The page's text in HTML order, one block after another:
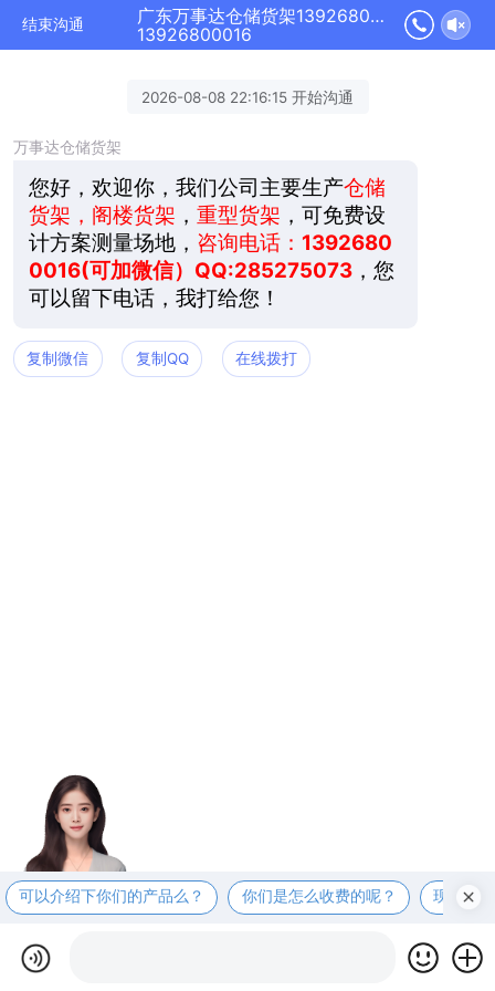
结束沟通
广东万事达仓储货架13926800016正在为您服务
13926800016
2026-08-08 22:16:15 开始沟通
万事达仓储货架
您好，欢迎你，我们公司主要生产仓储
货架，阁楼货架 ， 重型货架 ，可免费设
计方案测量场地， 咨询电话： 1392680
0016(可加微信）QQ:285275073，您
可以留下电话，我打给您！
复制微信 复制QQ 在线拨打
可以介绍下你们的产品么？ 你们是怎么收费的呢？ 现在有